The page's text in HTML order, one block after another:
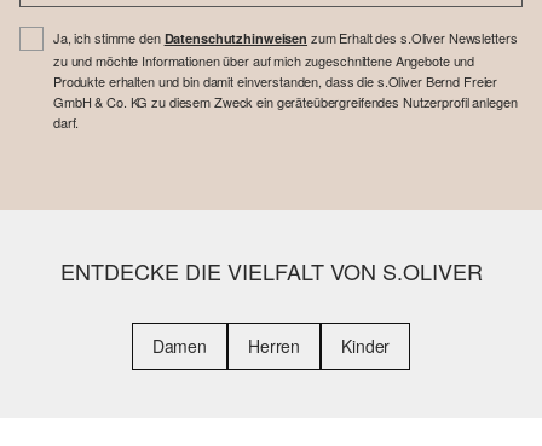
Ja, ich stimme den Datenschutzhinweisen zum Erhalt des s.Oliver Newsletters
zu und möchte Informationen über auf mich zugeschnittene Angebote und
Produkte erhalten und bin damit einverstanden, dass die s.Oliver Bernd Freier
GmbH & Co. KG zu diesem Zweck ein geräteübergreifendes Nutzerprofil anlegen
darf.
ENTDECKE DIE VIELFALT VON S.OLIVER
Damen Herren Kinder